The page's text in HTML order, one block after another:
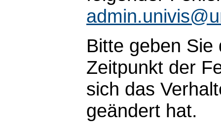
Bitte geben
Zeitpunkt der
sich das
geändert hat.